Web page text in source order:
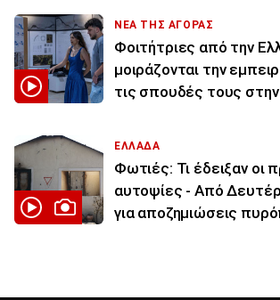
ΝΕΑ ΤΗΣ ΑΓΟΡΑΣ
Φοιτήτριες από την
μοιράζονται την
τις σπουδές τους
ΕΛΛΑΔΑ
Φωτιές: Τι έδειξαν οι
αυτοψίες - Από
για αποζημιώσεις